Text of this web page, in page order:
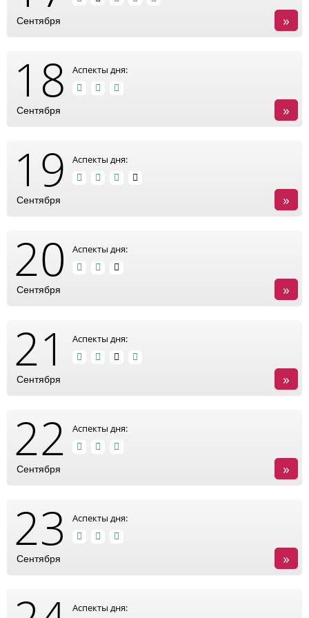
Сентября »
18
Сентября
Аспекты дня:
»
19
Сентября
Аспекты дня:
»
20
Сентября
Аспекты дня:
»
21
Сентября
Аспекты дня:
»
22
Сентября
Аспекты дня:
»
23
Сентября
Аспекты дня:
»
Аспекты дня: